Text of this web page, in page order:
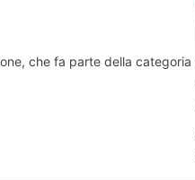
che fa parte della categoria